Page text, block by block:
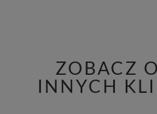
ZOBACZ
INNYCH